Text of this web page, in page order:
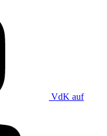
VdK auf